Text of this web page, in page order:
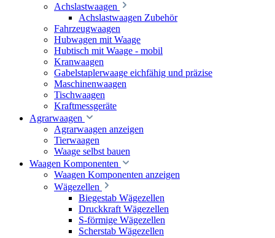
Achslastwaagen
Achslastwaagen Zubehör
Fahrzeugwaagen
Hubwagen mit Waage
Hubtisch mit Waage - mobil
Kranwaagen
Gabelstaplerwaage eichfähig und präzise
Maschinenwaagen
Tischwaagen
Kraftmessgeräte
Agrarwaagen
Agrarwaagen anzeigen
Tierwaagen
Waage selbst bauen
Waagen Komponenten
Waagen Komponenten anzeigen
Wägezellen
Biegestab Wägezellen
Druckkraft Wägezellen
S-förmige Wägezellen
Scherstab Wägezellen